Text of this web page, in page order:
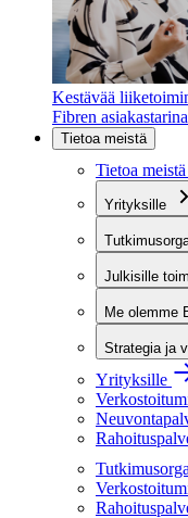
Kestävää
Fibren
Tietoa meistä
Tietoa meistä
Yrityksille
Julkisille
Me olemme
Strategia ja
Yrityksille